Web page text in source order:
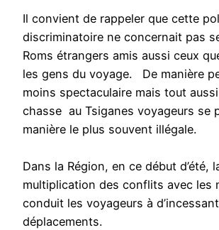
Il convient de rappeler que cette
discriminatoire ne concernait pas
Roms étrangers amis aussi ceux
les gens du voyage. De manière
moins spectaculaire mais tout
chasse au Tsiganes voyageurs se
manière le plus souvent illégale.
Dans la Région, en ce début d’été,
multiplication des conflits avec les
conduit les voyageurs à
déplacements.